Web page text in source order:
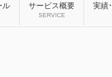
ル サービス概要
SERVICE
実績